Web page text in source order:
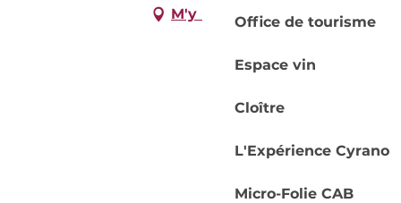
Office de tourisme
Espace vin
Cloître
L'Expérience Cyrano
Micro-Folie CAB
M'y rendre